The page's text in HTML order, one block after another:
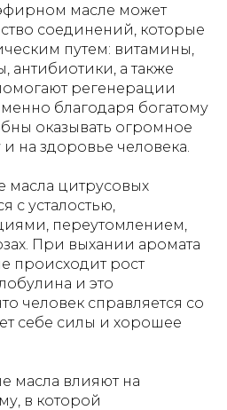
масле может
соединений, которые
путем: витамины,
а также
регенерации
благодаря богатому
оказывать огромное
на здоровье человека.
цитрусовых
с усталостью,
переутомлением,
При выхании аромата
происходит рост
и это
человек справляется со
себе силы и хорошее
масла влияют на
в которой